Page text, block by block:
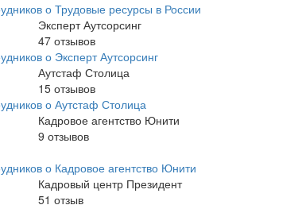
о Трудовые ресурсы в России
Эксперт Аутсорсинг
47 отзывов
о Эксперт Аутсорсинг
Аутстаф Столица
15 отзывов
о Аутстаф Столица
Кадровое агентство Юнити
9 отзывов
о Кадровое агентство Юнити
Кадровый центр Президент
51 отзыв